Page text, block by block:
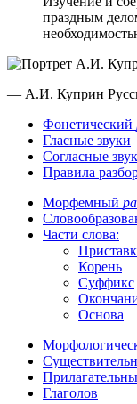
праздным
— А.И. Куприн
Фонетический
Гласные звуки
Согласные
Правила
Морфемный
Части слова:
Корень
Суффикс
Основа
Глаголов